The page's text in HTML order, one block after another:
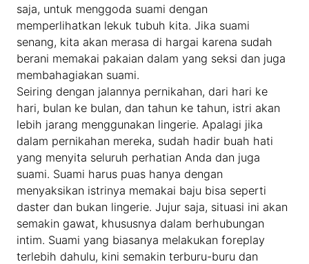
saja, untuk menggoda suami dengan
memperlihatkan lekuk tubuh kita. Jika suami
senang, kita akan merasa di hargai karena sudah
berani memakai pakaian dalam yang seksi dan juga
membahagiakan suami.
Seiring dengan jalannya pernikahan, dari hari ke
hari, bulan ke bulan, dan tahun ke tahun, istri akan
lebih jarang menggunakan lingerie. Apalagi jika
dalam pernikahan mereka, sudah hadir buah hati
yang menyita seluruh perhatian Anda dan juga
suami. Suami harus puas hanya dengan
menyaksikan istrinya memakai baju bisa seperti
daster dan bukan lingerie. Jujur saja, situasi ini akan
semakin gawat, khususnya dalam berhubungan
intim. Suami yang biasanya melakukan foreplay
terlebih dahulu, kini semakin terburu-buru dan